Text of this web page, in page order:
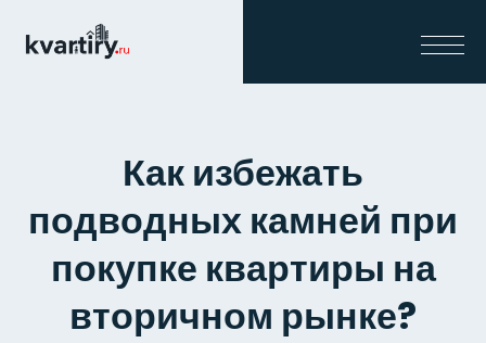
Как избежать
подводных камней при
покупке квартиры на
вторичном рынке?